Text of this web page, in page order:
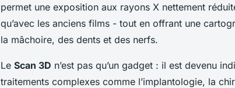
permet une exposition aux rayons X nettement
qu’avec les anciens films - tout en offrant une
la mâchoire, des dents et des nerfs.
Le Scan 3D n’est pas qu’un gadget : il est devenu
traitements complexes comme l’implantologie, la